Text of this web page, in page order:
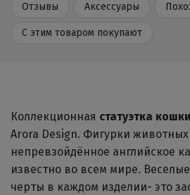
Отзывы Аксессуары
С этим товаром покупают
Коллекционная статуэтка кошки
Arora Design. Фигурки
непревзойдённое английское
известно во всем мире.
черты в каждом изделии- это